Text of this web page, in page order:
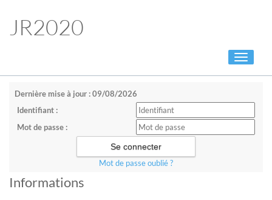
JR2020
Toggle
Dernière mise à jour : 09/08/2026
Identifiant :
Mot de passe :
Mot de passe oublié ?
Informations